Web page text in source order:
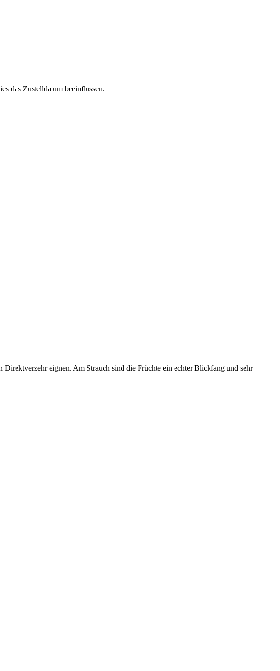
das Zustelldatum beeinflussen.
eignen. Am Strauch sind die Früchte ein echter Blickfang und sehr